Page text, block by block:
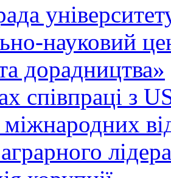
науковий
дорадництва»
співпраці з
лідера